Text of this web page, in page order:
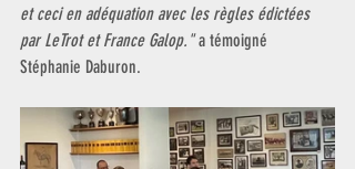
et ceci en adéquation avec les règles édictées
par LeTrot et France Galop." a témoigné
Stéphanie Daburon.